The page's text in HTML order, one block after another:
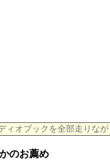
ィオブックを全部走りな
のお薦め